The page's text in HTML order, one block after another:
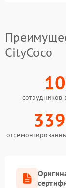
CityCoco
10
сотрудников